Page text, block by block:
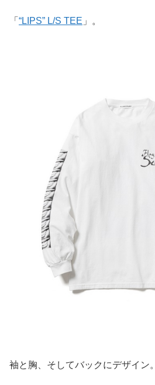
「 “LIPS” L/S TEE 」。
袖と胸、そしてバックにデザイン。